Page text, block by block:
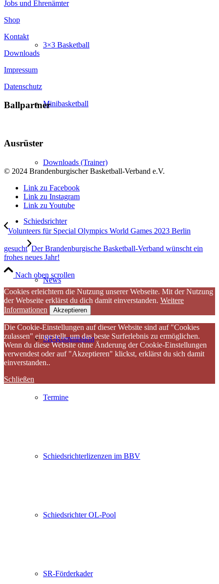
3×3 Basketball
Minibasketball
Downloads (Trainer)
Schiedsrichter
News
SR-Kommission
Termine
Schiedsrichterlizenzen im BBV
Schiedsrichter OL-Pool
SR-Förderkader
Jobs und Ehrenämter
Shop
Kontakt
Downloads
Impressum
Datenschutz
Ballpartner
Ausrüster
© 2024 Brandenburgischer Basketball-Verband e.V.
Link zu Facebook
Link zu Instagram
Link zu Youtube
Volunteers für Special Olympics World Games 2023 Berlin
gesucht Der Brandenburgische Basketball-Verband wünscht ein
frohes neues Jahr!
Nach oben scrollen
Cookies erleichtern die Nutzung unserer Webseite. Mit der Nutzung
der Webseite erklärst du dich damit einverstanden. Weitere
Informationen
Akzeptieren
Die Cookie-Einstellungen auf dieser Website sind auf "Cookies
zulassen" eingestellt, um das beste Surferlebnis zu ermöglichen.
Wenn du diese Website ohne Änderung der Cookie-Einstellungen
verwendest oder auf "Akzeptieren" klickst, erklärst du sich damit
einverstanden..
Schließen